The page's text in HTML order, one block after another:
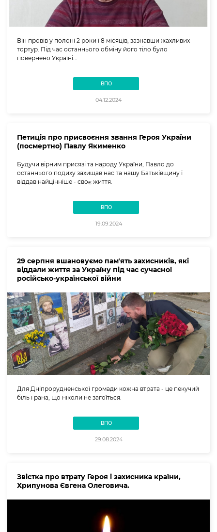
Він провів у полоні 2 роки і 8 місяців, зазнавши жахливих
тортур. Під час останнього обміну його тіло було
повернено Україні...
ВПО
04.12.2024
Петиція про присвоєння звання Героя України
(посмертно) Павлу Якименко
Будучи вірним присязі та народу України, Павло до
останнього подиху захищав нас та нашу Батьківщину і
віддав найцінніше - своє життя.
ВПО
19.09.2024
29 серпня вшановуємо памʼять захисників, які
віддали життя за Україну під час сучасної
російсько-української війни
Для Дніпрорудненської громади кожна втрата - це пекучий
біль і рана, що ніколи не загоїться.
ВПО
29.08.2024
Звістка про втрату Героя і захисника країни,
Хрипунова Євгена Олеговича.